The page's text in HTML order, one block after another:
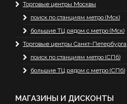
Торговые центры Москвы
поиск по станциям метро (Мск)
большие ТЦ рядом с метро (Мск)
Торговые центры Санкт-Петербурга
поиск по станциям метро (СПб)
большие ТЦ рядом с метро (СПб)
МАГАЗИНЫ И ДИСКОНТЫ